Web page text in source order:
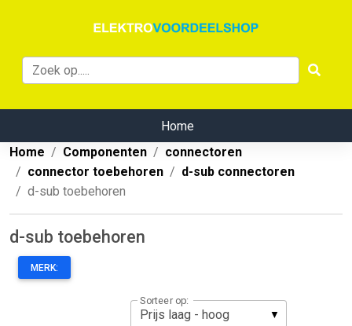
Home
Home
Componenten
connectoren
connector toebehoren
d-sub connectoren
d-sub toebehoren
d-sub toebehoren
MERK:
Sorteer op: